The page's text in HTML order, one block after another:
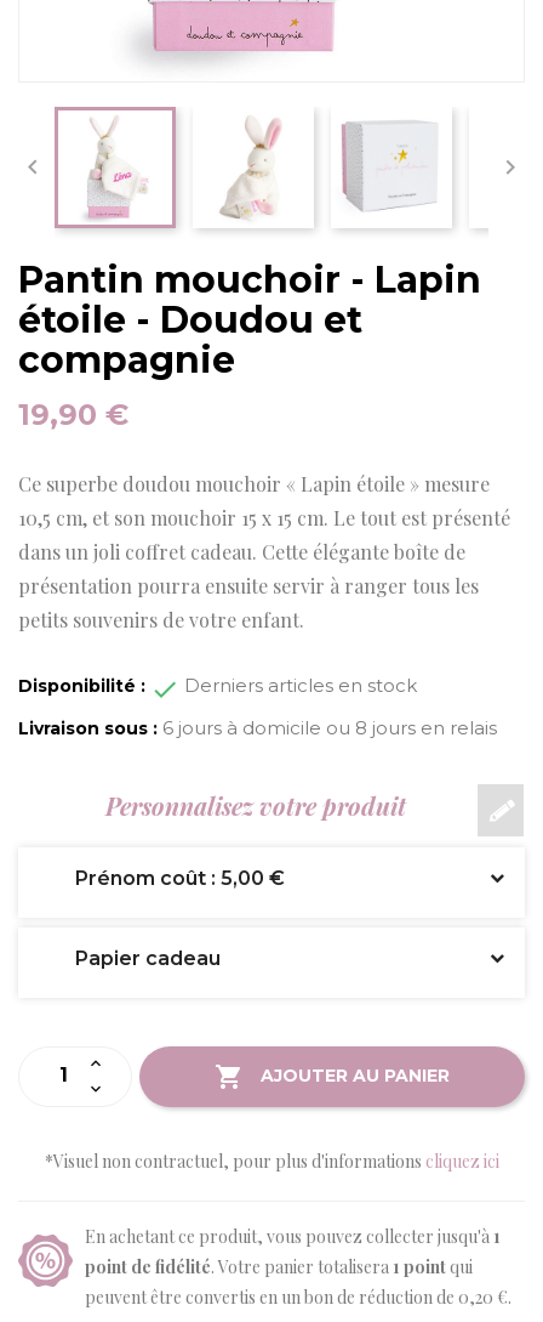
 
Pantin mouchoir - Lapin
étoile - Doudou et
compagnie
19,90 €
Ce superbe doudou mouchoir « Lapin étoile » mesure
10,5 cm, et son mouchoir 15 x 15 cm. Le tout est présenté
dans un joli coffret cadeau. Cette élégante boîte de
présentation pourra ensuite servir à ranger tous les
petits souvenirs de votre enfant.
Disponibilité : Derniers articles en stock
Livraison sous : 6 jours à domicile ou 8 jours en relais
Personnalisez votre produit
Prénom coût : 5,00 €
Papier cadeau
AJOUTER AU PANIER
*Visuel non contractuel, pour plus d'informations cliquez ici
En achetant ce produit, vous pouvez collecter jusqu'à 1
point de fidélité. Votre panier totalisera 1 pointqui
peuvent être convertis en un bon de réduction de 0,20 €.